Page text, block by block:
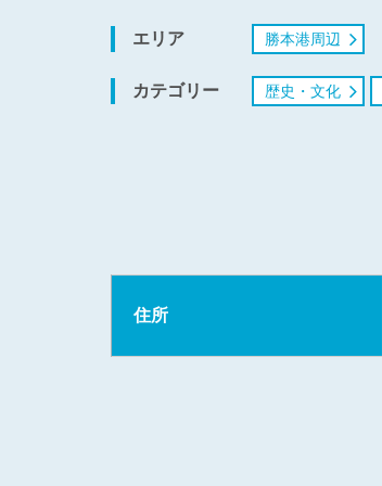
エリア 勝本港周辺
カテゴリー 歴史・文化
住所